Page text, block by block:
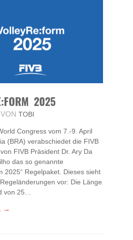
2025
TOBI
Congress vom 7.-9. April
(BRA) verabschiedet die FIVB
FIVB Präsident Dr. Ary Da
das so genannte
2025“ Regelpaket. Dieses sieht
vor: Die Länge
von 25…
→